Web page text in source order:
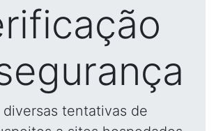
diversas tentativas de